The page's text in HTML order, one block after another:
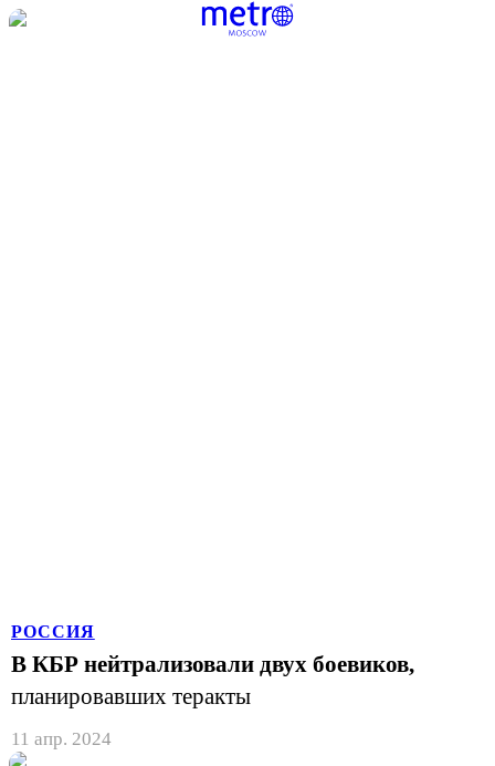
РОССИЯ
В КБР нейтрализовали двух боевиков,
планировавших теракты
11 апр. 2024